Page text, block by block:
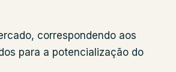
correspondendo aos
para a potencialização do